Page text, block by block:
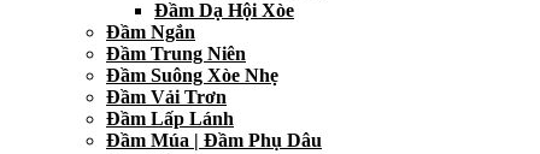
Đầm Dạ Hội Xòe
Đầm Ngắn
Đầm Trung Niên
Đầm Suông Xòe Nhẹ
Đầm Vải Trơn
Đầm Lấp Lánh
Đầm Múa | Đầm Phụ Dâu